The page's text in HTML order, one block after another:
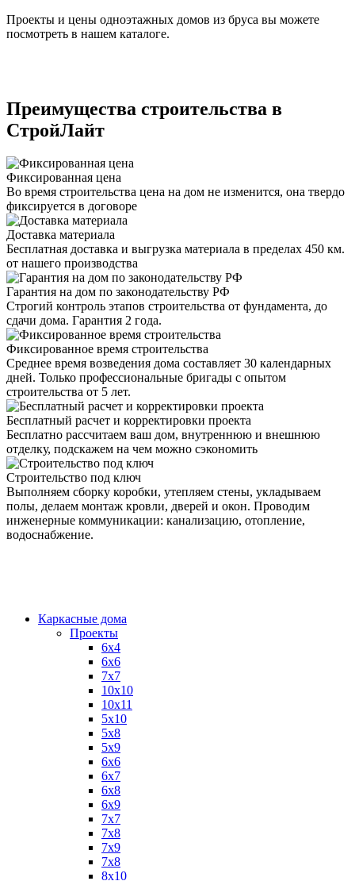
Проекты и цены одноэтажных домов из бруса вы можете
посмотреть в нашем каталоге.
Преимущества строительства в
СтройЛайт
Фиксированная цена
Во время строительства цена на дом не изменится, она твердо
фиксируется в договоре
Доставка материала
Бесплатная доставка и выгрузка материала в пределах 450 км.
от нашего производства
Гарантия на дом по законодательству РФ
Строгий контроль этапов строительства от фундамента, до
сдачи дома. Гарантия 2 года.
Фиксированное время строительства
Среднее время возведения дома составляет 30 календарных
дней. Только профессиональные бригады с опытом
строительства от 5 лет.
Бесплатный расчет и корректировки проекта
Бесплатно рассчитаем ваш дом, внутреннюю и внешнюю
отделку, подскажем на чем можно сэкономить
Строительство под ключ
Выполняем сборку коробки, утепляем стены, укладываем
полы, делаем монтаж кровли, дверей и окон. Проводим
инженерные коммуникации: канализацию, отопление,
водоснабжение.
Каркасные дома
Проекты
6х4
6х6
7х7
10х10
10х11
5х10
5х8
5х9
6x6
6x7
6x8
6x9
7x7
7x8
7x9
7х8
8x10